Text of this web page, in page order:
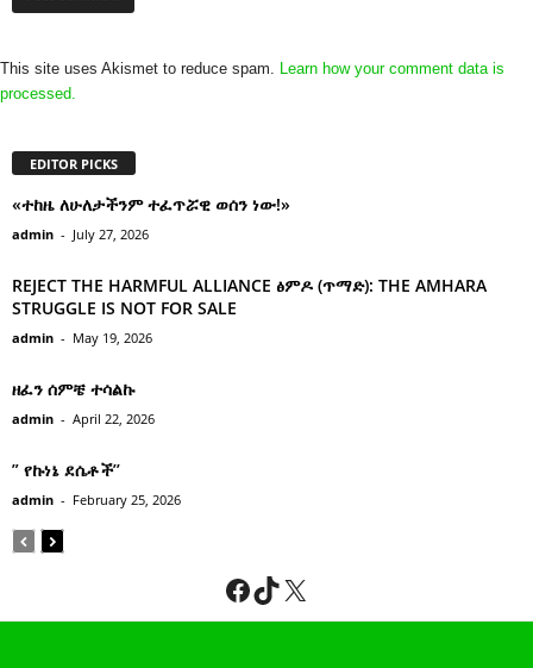
This site uses Akismet to reduce spam. Learn how your comment data is
processed.
EDITOR PICKS
«ተከዜ ለሁለታችንም ተፈጥሯዊ ወሰን ነው!»
admin - July 27, 2026
REJECT THE HARMFUL ALLIANCE ፅምዶ (ጥማድ): THE AMHARA
STRUGGLE IS NOT FOR SALE
admin - May 19, 2026
ዘፈን ሰምቼ ተሳልኩ
admin - April 22, 2026
” የኩነኔ ደሴቶች’’
admin - February 25, 2026
Facebook
TikTok
X